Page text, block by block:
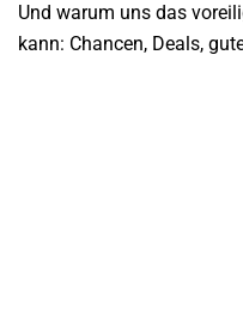
Und warum uns das
kann: Chancen, Deals,